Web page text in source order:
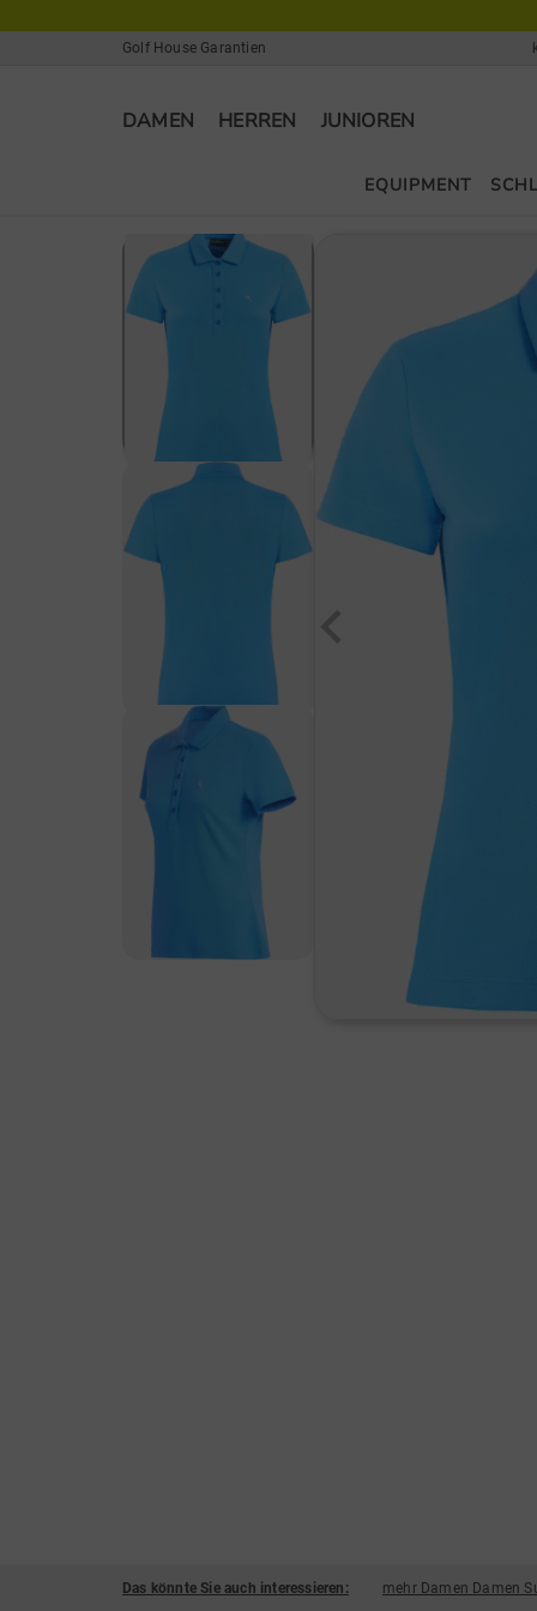
Golf House Garantien
DAMEN HERREN JUNIOREN
EQUIPMENT
Das könnte Sie auch interessieren: mehr Damen Damen